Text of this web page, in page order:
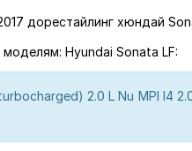
дорестайлинг хюндай
Hyundai Sonata LF:
2.0 L Nu MPI I4